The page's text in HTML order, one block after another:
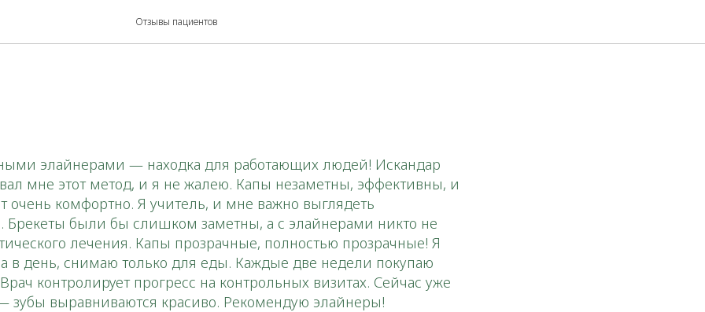
Отзывы пациентов
элайнерами — находка для работающих людей! Искандар
мне этот метод, и я не жалею. Капы незаметны, эффективны, и
очень комфортно. Я учитель, и мне важно выглядеть
Брекеты были бы слишком заметны, а с элайнерами никто не
лечения. Капы прозрачные, полностью прозрачные! Я
в день, снимаю только для еды. Каждые две недели покупаю
контролирует прогресс на контрольных визитах. Сейчас уже
зубы выравниваются красиво. Рекомендую элайнеры!